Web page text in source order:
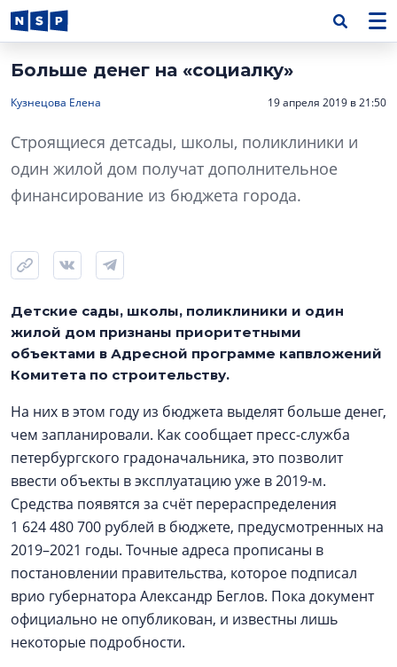
Больше денег на «социалку»
Кузнецова Елена 19 апреля 2019 в 21:50
Строящиеся детсады, школы, поликлиники и
один жилой дом получат дополнительное
финансирование из бюджета города.
Детские сады, школы, поликлиники и один
жилой дом признаны приоритетными
объектами в Адресной программе капвложений
Комитета по строительству.
На них в этом году из бюджета выделят больше денег,
чем запланировали. Как сообщает пресс-служба
петербургского градоначальника, это позволит
ввести объекты в эксплуатацию уже в 2019-м.
Средства появятся за счёт перераспределения
1 624 480 700 рублей в бюджете, предусмотренных на
2019–2021 годы. Точные адреса прописаны в
постановлении правительства, которое подписал
врио губернатора Александр Беглов. Пока документ
официально не опубликован, и известны лишь
некоторые подробности.